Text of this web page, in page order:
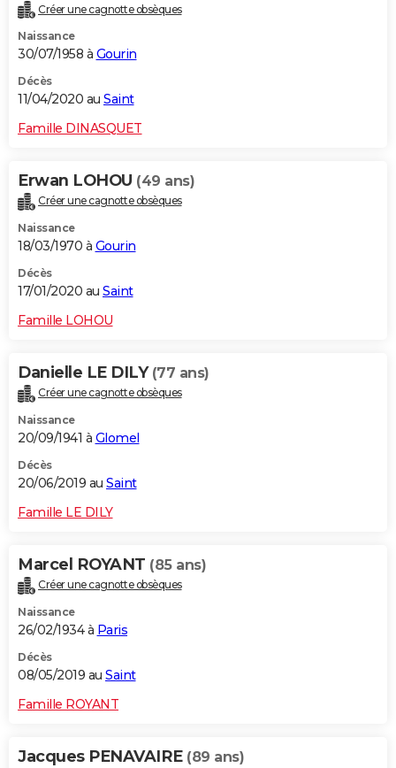
Créer une cagnotte obsèques
Naissance
30/07/1958 à Gourin
Décès
11/04/2020 au Saint
Famille DINASQUET
Erwan LOHOU (49 ans)
Créer une cagnotte obsèques
Naissance
18/03/1970 à Gourin
Décès
17/01/2020 au Saint
Famille LOHOU
Danielle LE DILY (77 ans)
Créer une cagnotte obsèques
Naissance
20/09/1941 à Glomel
Décès
20/06/2019 au Saint
Famille LE DILY
Marcel ROYANT (85 ans)
Créer une cagnotte obsèques
Naissance
26/02/1934 à Paris
Décès
08/05/2019 au Saint
Famille ROYANT
Jacques PENAVAIRE (89 ans)